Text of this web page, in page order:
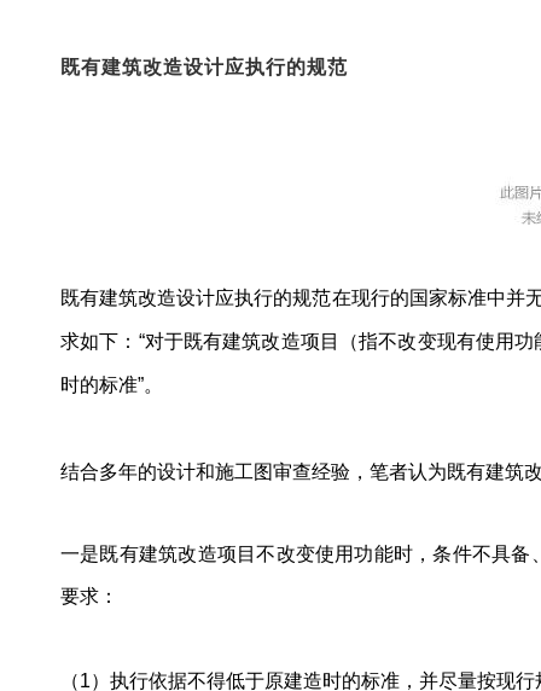
既有建筑改造设计应执行的规范
既有建筑改造设计应执行的规范在现行的国家标准中并
求如下：“对于既有建筑改造项目（指不改变现有使用
时的标准”。
结合多年的设计和施工图审查经验，笔者认为既有建筑
一是既有建筑改造项目不改变使用功能时，条件不具
要求：
（1）执行依据不得低于原建造时的标准，并尽量按现